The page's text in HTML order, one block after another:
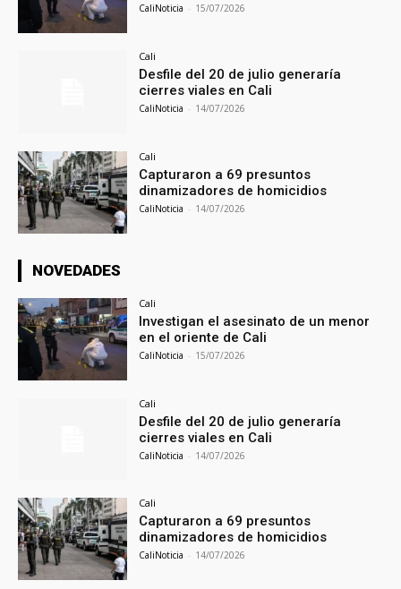
CaliNoticia - 15/07/2026
Cali
Desfile del 20 de julio generaría
cierres viales en Cali
CaliNoticia - 14/07/2026
Cali
Capturaron a 69 presuntos
dinamizadores de homicidios
CaliNoticia - 14/07/2026
NOVEDADES
Cali
Investigan el asesinato de un menor
en el oriente de Cali
CaliNoticia - 15/07/2026
Cali
Desfile del 20 de julio generaría
cierres viales en Cali
CaliNoticia - 14/07/2026
Cali
Capturaron a 69 presuntos
dinamizadores de homicidios
CaliNoticia - 14/07/2026